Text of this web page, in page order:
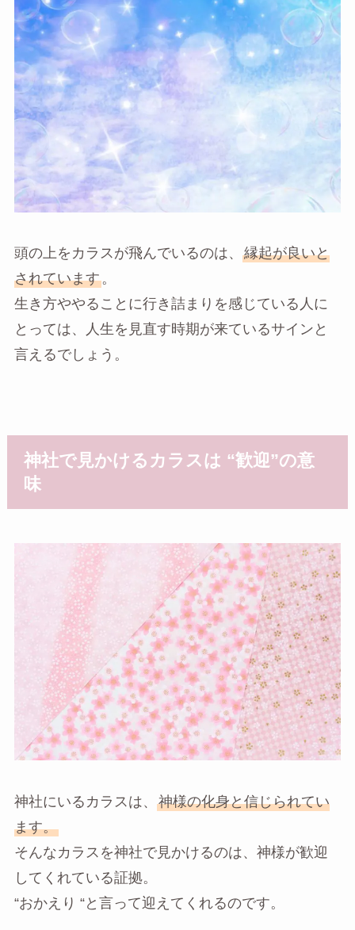
頭の上をカラスが飛んでいるのは、 縁起が良いと
されています。
生き方ややることに行き詰まりを感じている人に
とっては、人生を見直す時期が来ているサインと
言えるでしょう。
神社で見かけるカラスは “歓迎”の意
味
神社にいるカラスは、 神様の化身と信じられてい
ます。
そんなカラスを神社で見かけるのは、神様が歓迎
してくれている証拠。
“おかえり “と言って迎えてくれるのです。